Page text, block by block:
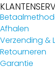
Afhalen
Verzending &
Retourneren
Garantie